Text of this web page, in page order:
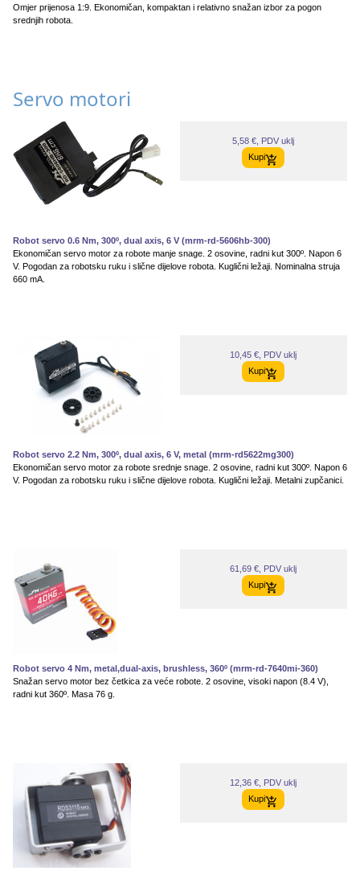
Omjer prijenosa 1:9. Ekonomičan, kompaktan i relativno snažan izbor za pogon
srednjih robota.
Servo motori
5,58 €, PDV uklj
Kupi
Robot servo 0.6 Nm, 300º, dual axis, 6 V (mrm-rd-5606hb-300)
Ekonomičan servo motor za robote manje snage. 2 osovine, radni kut 300º. Napon 6
V. Pogodan za robotsku ruku i slične dijelove robota. Kuglični ležaji. Nominalna struja
660 mA.
10,45 €, PDV uklj
Kupi
Robot servo 2.2 Nm, 300º, dual axis, 6 V, metal (mrm-rd5622mg300)
Ekonomičan servo motor za robote srednje snage. 2 osovine, radni kut 300º. Napon 6
V. Pogodan za robotsku ruku i slične dijelove robota. Kuglični ležaji. Metalni zupčanici.
61,69 €, PDV uklj
Kupi
Robot servo 4 Nm, metal,dual-axis, brushless, 360º (mrm-rd-7640mi-360)
Snažan servo motor bez četkica za veće robote. 2 osovine, visoki napon (8.4 V),
radni kut 360º. Masa 76 g.
12,36 €, PDV uklj
Kupi